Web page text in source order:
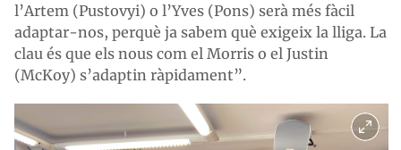
l’Artem (Pustovyi) o l’Yves (Pons) serà més fàcil
adaptar-nos, perquè ja sabem què exigeix la lliga. La
clau és que els nous com el Morris o el Justin
(McKoy) s’adaptin ràpidament”.